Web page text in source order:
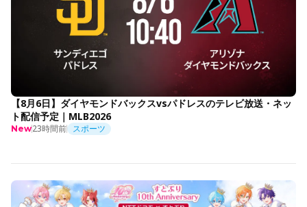
【8月6日】ダイヤモンドバックスvsパドレスのテレビ放送・ネッ
ト配信予定｜MLB2026
New23時間前 スポーツ